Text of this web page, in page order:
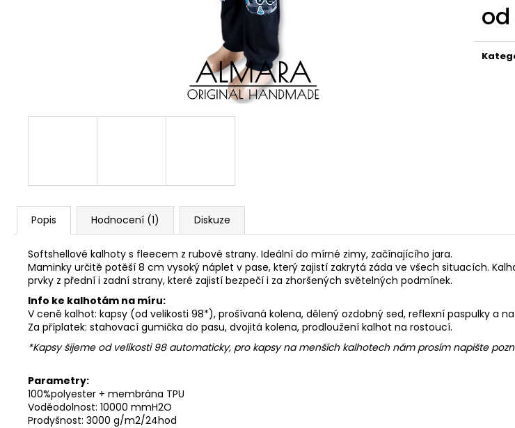
od
cena:
Popis Hodnocení (1) Diskuze
Softshellové kalhoty s fleecem z rubové strany. Ideální do mírné zimy, začínajícího jara.
Maminky určitě potěší 8 cm vysoký náplet v pase, který zajistí zakrytá záda ve všech situacích.
prvky z přední i zadní strany, které zajistí bezpečí i za zhoršených světelných podmínek.
Info ke kalhotám na míru:
V ceně kalhot: kapsy (od velikosti 98*), prošívaná kolena, dělený ozdobný sed, reflexní paspulky a
Za příplatek: stahovací gumička do pasu, dvojitá kolena, prodloužení kalhot na rostoucí.
*Kapsy šijeme od velikosti 98 automaticky, pro kapsy na menších kalhotech nám prosím napište
Parametry:
100%polyester + membrána TPU
Voděodolnost: 10000 mmH2O
Prodyšnost: 3000 g/m2/24hod